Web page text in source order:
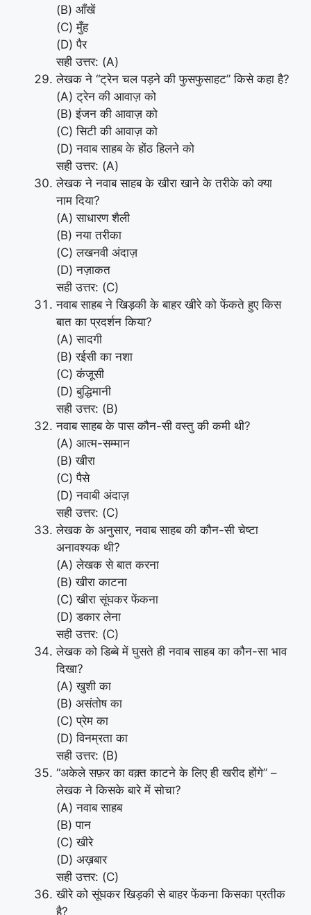
(B) आँखें
(C) मुँह
(D) पैर
सही उत्तर: (A)
लेखक ने “ट्रेन चल पड़ने की फुसफुसाहट” किसे कहा है?
(A) ट्रेन की आवाज़ को
(B) इंजन की आवाज़ को
(C) सिटी की आवाज़ को
(D) नवाब साहब के होंठ हिलने को
सही उत्तर: (A)
लेखक ने नवाब साहब के खीरा खाने के तरीके को क्या
नाम दिया?
(A) साधारण शैली
(B) नया तरीका
(C) लखनवी अंदाज़
(D) नज़ाकत
सही उत्तर: (C)
नवाब साहब ने खिड़की के बाहर खीरे को फेंकते हुए किस
बात का प्रदर्शन किया?
(A) सादगी
(B) रईसी का नशा
(C) कंजूसी
(D) बुद्धिमानी
सही उत्तर: (B)
नवाब साहब के पास कौन-सी वस्तु की कमी थी?
(A) आत्म-सम्मान
(B) खीरा
(C) पैसे
(D) नवाबी अंदाज़
सही उत्तर: (C)
लेखक के अनुसार, नवाब साहब की कौन-सी चेष्टा
अनावश्यक थी?
(A) लेखक से बात करना
(B) खीरा काटना
(C) खीरा सूंघकर फेंकना
(D) डकार लेना
सही उत्तर: (C)
लेखक को डिब्बे में घुसते ही नवाब साहब का कौन-सा भाव
दिखा?
(A) खुशी का
(B) असंतोष का
(C) प्रेम का
(D) विनम्रता का
सही उत्तर: (B)
“अकेले सफ़र का वक़्त काटने के लिए ही खरीद होंगे” –
लेखक ने किसके बारे में सोचा?
(A) नवाब साहब
(B) पान
(C) खीरे
(D) अख़बार
सही उत्तर: (C)
खीरे को सूंघकर खिड़की से बाहर फेंकना किसका प्रतीक
है?